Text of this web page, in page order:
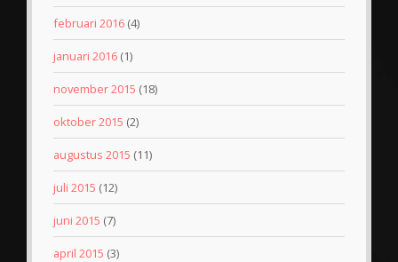
februari 2016 (4)
januari 2016 (1)
november 2015 (18)
oktober 2015 (2)
augustus 2015 (11)
juli 2015 (12)
juni 2015 (7)
april 2015 (3)